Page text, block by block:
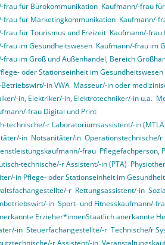
frau für Bürokommunikation Kaufmann/-frau
frau für Marketingkommunikation Kaufmann/-
frau für Tourismus und Freizeit Kaufmann/-frau
frau im Gesundheitswesen Kaufmann/-frau im
frau im Groß und Außenhandel, Bereich
oder Stationseinheit im Gesundheitswesen
in VWA Masseur/-in oder
in, Elektriker/-in, Elektrotechniker/-in u.a.
frau Digital und Print
technische/-r Laboratoriumsassistent/-in
in Notsanitäter/in Operationstechnische/
frau Pflegefachperson,
technische/-r Assistent/-in (PTA)
in Pflege- oder Stationseinheit im
r Rettungsassistent/-in
in Sport- und Fitnesskaufmann/-
Erzieher*innenStaatlich anerkannte
in Steuerfachangestellte/-r Technische/r
r Assistent/-in